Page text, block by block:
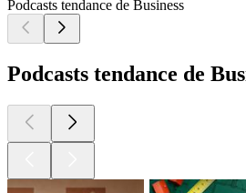
Podcasts tendance de Business
Podcasts tendance de